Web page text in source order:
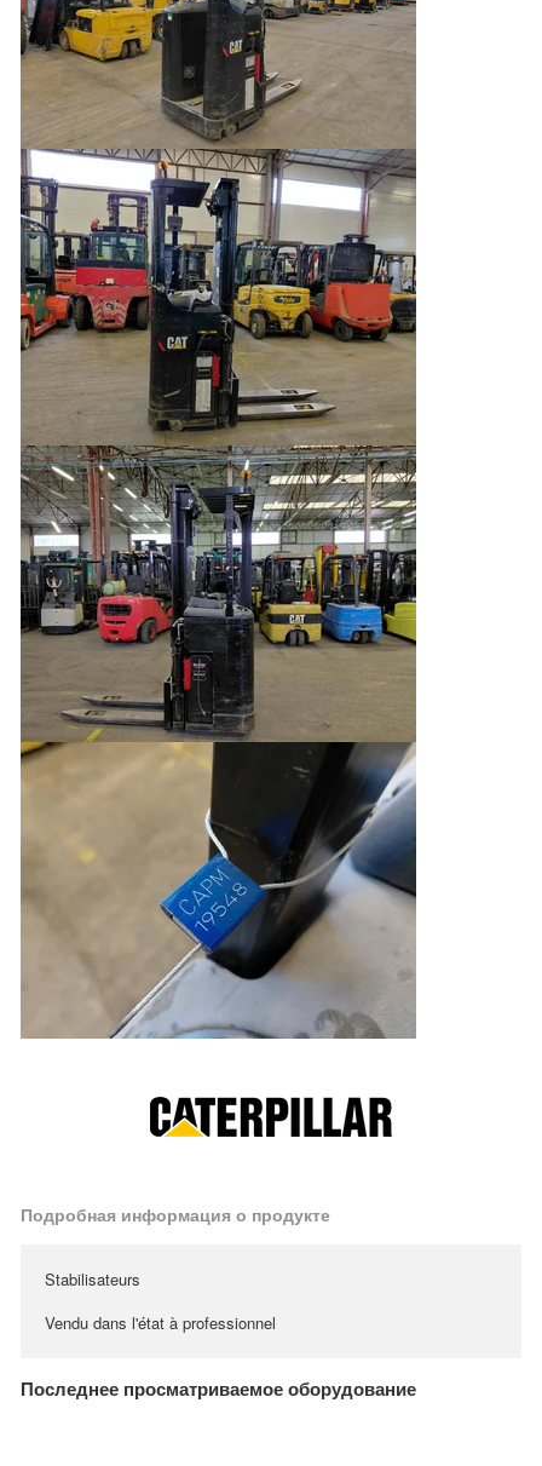
Подробная информация о продукте
Stabilisateurs
Vendu dans l'état à professionnel
Последнее просматриваемое оборудование